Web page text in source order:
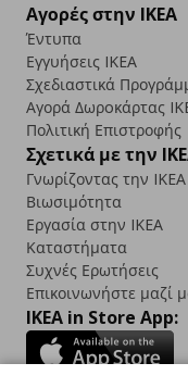
Αγορές στην IKEA
Έντυπα
Εγγυήσεις IKEA
Σχεδιαστικά
Αγορά Δωρoκάρτας
Πολιτική Επιστροφής
Σχετικά με την
Γνωρίζοντας την IKEA
Βιωσιμότητα
Εργασία στην IKEA
Καταστήματα
Συχνές Ερωτήσεις
Επικοινωνήστε μαζί
IKEA in Store App: